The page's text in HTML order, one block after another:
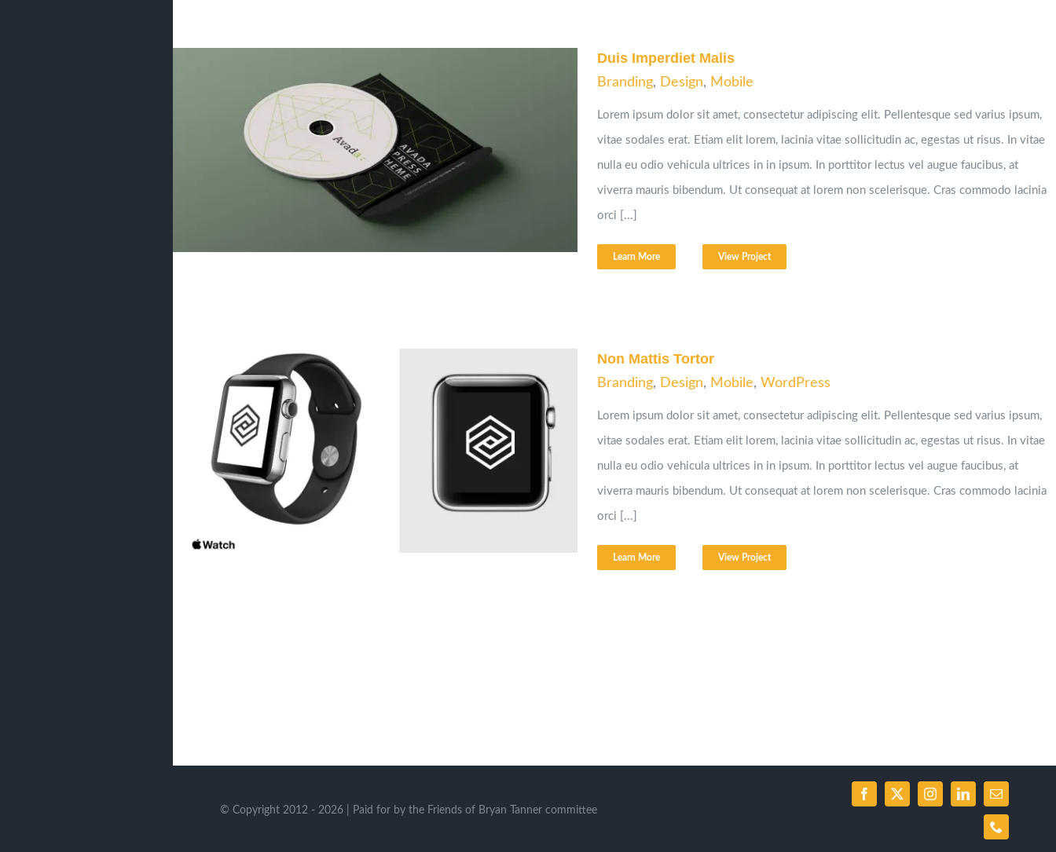
Duis Imperdiet Malis
Branding, Design, Mobile
Lorem ipsum dolor sit amet, consectetur adipiscing elit. Pellentesque sed varius ipsum,
vitae sodales erat. Etiam elit lorem, lacinia vitae sollicitudin ac, egestas ut risus. In vitae
nulla eu odio vehicula ultrices in in ipsum. In porttitor lectus vel augue faucibus, at
viverra mauris bibendum. Ut consequat at lorem non scelerisque. Cras commodo lacinia
orci [...]
Learn More View Project
Non Mattis Tortor
Branding, Design, Mobile, WordPress
Lorem ipsum dolor sit amet, consectetur adipiscing elit. Pellentesque sed varius ipsum,
vitae sodales erat. Etiam elit lorem, lacinia vitae sollicitudin ac, egestas ut risus. In vitae
nulla eu odio vehicula ultrices in in ipsum. In porttitor lectus vel augue faucibus, at
viverra mauris bibendum. Ut consequat at lorem non scelerisque. Cras commodo lacinia
orci [...]
Learn More View Project
© Copyright 2012 - 2026 | Paid for by the Friends of Bryan Tanner committee